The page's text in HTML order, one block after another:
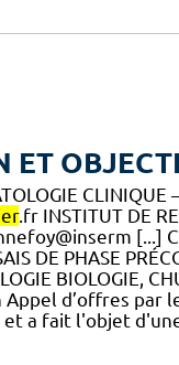
ET
CLINIQUE
.fr INSTITUT DE
[...]
DE PHASE
BIOLOGIE,
d’offres par
et a fait l'objet